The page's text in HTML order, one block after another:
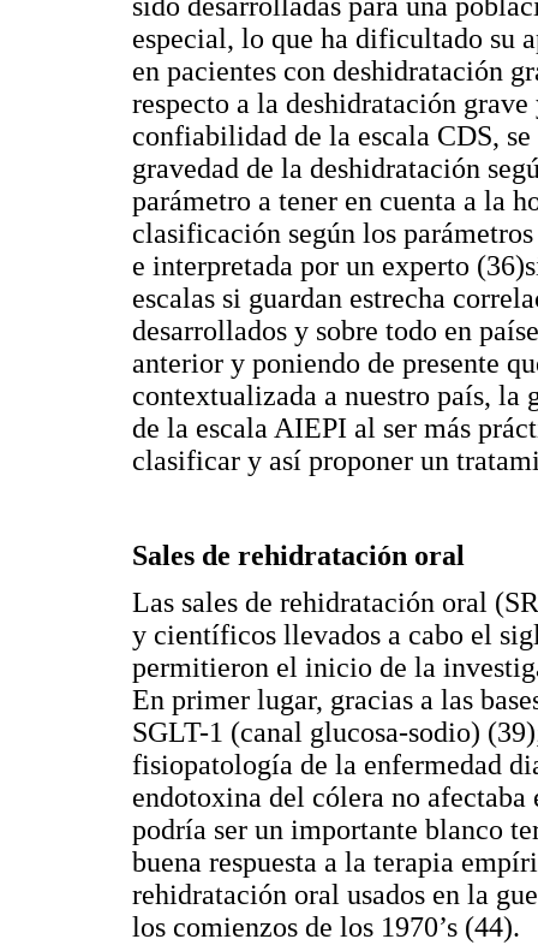
especial, lo que ha dificultado su
en pacientes con deshidratación
respecto a la deshidratación
confiabilidad de la escala CDS,
gravedad de la deshidratación
parámetro a tener en cuenta a la
clasificación según los
e interpretada por un experto
escalas si guardan estrecha
desarrollados y sobre todo en
anterior y poniendo de presente
contextualizada a nuestro país,
de la escala AIEPI al ser más
clasificar y así proponer un
Sales de rehidratación oral
Las sales de rehidratación oral
y científicos llevados a cabo el
permitieron el inicio de la
En primer lugar, gracias a las
SGLT-1 (canal glucosa-sodio)
fisiopatología de la enfermedad
endotoxina del cólera no
podría ser un importante blanco
buena respuesta a la terapia
rehidratación oral usados en la
los comienzos de los 1970’s (44).